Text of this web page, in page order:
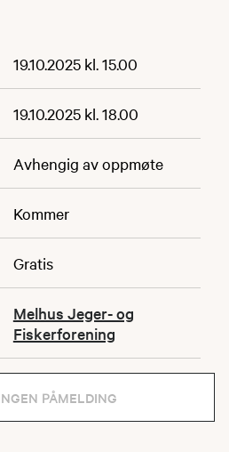
19.10.2025 kl. 15.00
19.10.2025 kl. 18.00
Avhengig av oppmøte
Kommer
Gratis
Melhus Jeger- og
Fiskerforening
PÅMELDING